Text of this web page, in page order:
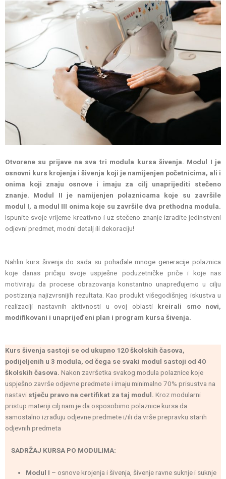
Otvorene su prijave na sva tri modula kursa šivenja. Modul I je
osnovni kurs krojenja i šivenja koji je namijenjen početnicima, ali i
onima koji znaju osnove i imaju za cilj unaprijediti stečeno
znanje. Modul II je namijenjen polaznicama koje su završile
modul I, a modul III onima koje su završile dva prethodna modula.
Ispunite svoje vrijeme kreativno i uz stečeno znanje izradite jedinstveni
odjevni predmet, modni detalj ili dekoraciju!
Nahlin kurs šivenja do sada su pohađale mnoge generacije polaznica
koje danas pričaju svoje uspješne poduzetničke priče i koje nas
motiviraju da procese obrazovanja konstantno unapređujemo u cilju
postizanja najizvrsnijih rezultata. Kao produkt višegodišnjeg iskustva u
realizaciji nastavnih aktivnosti u ovoj oblasti kreirali smo novi,
modifikovani i unaprijeđeni plan i program kursa šivenja.
Kurs šivenja sastoji se od ukupno 120 školskih časova,
podijeljenih u 3 modula, od čega se svaki modul sastoji od 40
školskih časova. Nakon završetka svakog modula polaznice koje
uspješno završe odjevne predmete i imaju minimalno 70% prisustva na
nastavi stječu pravo na certifikat za taj modul. Kroz modularni
pristup materiji cilj nam je da osposobimo polaznice kursa da
samostalno izrađuju odjevne predmete i/ili da vrše prepravku starih
odjevnih predmeta
SADRŽAJ KURSA PO MODULIMA:
Modul I – osnove krojenja i šivenja, šivenje ravne suknje i suknje